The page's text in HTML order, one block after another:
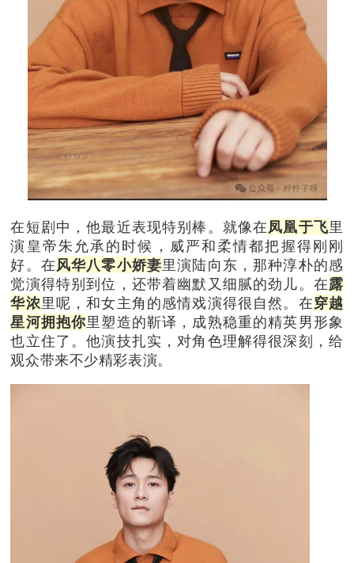
在短剧中，他最近表现特别棒。就像在凤凰于飞里
演皇帝朱允承的时候，威严和柔情都把握得刚刚
好。在风华八零小娇妻里演陆向东，那种淳朴的感
觉演得特别到位，还带着幽默又细腻的劲儿。 在露
华浓里呢，和女主角的感情戏演得很自然。在穿越
星河拥抱你里塑造的靳译，成熟稳重的精英男形象
也立住了。他演技扎实，对角色理解得很深刻，给
观众带来不少精彩表演。